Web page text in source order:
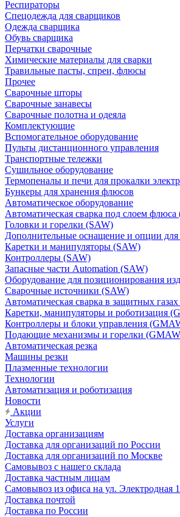
Респираторы
Спецодежда для сварщиков
Одежда сварщика
Обувь сварщика
Перчатки сварочные
Химические материалы для сварки
Травильные пасты, спреи, флюсы
Прочее
Сварочные шторы
Сварочные занавесы
Сварочные полотна и одеяла
Комплектующие
Вспомогательное оборудование
Пульты дистанционного управления
Транспортные тележки
Сушильное оборудование
Термопеналы и печи для прокалки
Бункеры для хранения флюсов
Автоматическое оборудование
Автоматическая сварка под слоем флюса
Головки и горелки (SAW)
Дополнительные оснащение и опции
Каретки и манипуляторы (SAW)
Контроллеры (SAW)
Запасные части Automation (SAW)
Оборудование для позиционирования
Сварочные источники (SAW)
Автоматическая сварка в защитных
Каретки, манипуляторы и роботизация
Контроллеры и блоки управления
Подающие механизмы и горелки
Автоматическая резка
Машины резки
Плазменные технологии
Технологии
Автоматизация и роботизация
Новости
Акции
Услуги
Доставка организациям
Доставка для организаций по России
Доставка для организаций по Москве
Самовывоз с нашего склада
Доставка частным лицам
Самовывоз из офиса на ул. Электродная
Доставка почтой
Доставка по России